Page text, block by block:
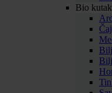
Bio kutak